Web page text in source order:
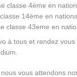
classe 4ème en
14ème en
classe 43eme en
à tous et rendez
vous attendons